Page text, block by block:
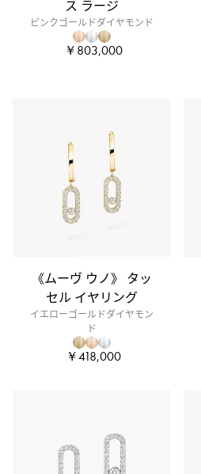
ス ラージ
ピンクゴールドダイヤモンド
￥803,000
《ムーヴ ウノ》 タッ
セル イヤリング
イエローゴールドダイヤモン
ド
￥418,000